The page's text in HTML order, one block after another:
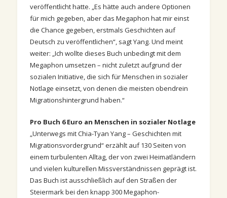
veröffentlicht hatte. „Es hätte auch andere Optionen
für mich gegeben, aber das Megaphon hat mir einst
die Chance gegeben, erstmals Geschichten auf
Deutsch zu veröffentlichen“, sagt Yang. Und meint
weiter: „Ich wollte dieses Buch unbedingt mit dem
Megaphon umsetzen – nicht zuletzt aufgrund der
sozialen Initiative, die sich für Menschen in sozialer
Notlage einsetzt, von denen die meisten obendrein
Migrationshintergrund haben.“
Pro Buch 6 Euro an Menschen in sozialer Notlage
„Unterwegs mit Chia-Tyan Yang – Geschichten mit
Migrationsvordergrund“ erzählt auf 130 Seiten von
einem turbulenten Alltag, der von zwei Heimatländern
und vielen kulturellen Missverständnissen geprägt ist.
Das Buch ist ausschließlich auf den Straßen der
Steiermark bei den knapp 300 Megaphon-